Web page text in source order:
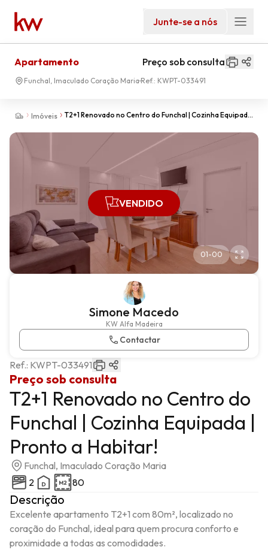
Junte-se a nós
Imóveis
T2+1 Renovado no Centro do Funchal | Cozinha Equipada
Apartamento Preço sob consulta
Funchal, Imaculado Coração Maria Ref.: KWPT-033491
VENDIDO
01-00
Simone Macedo
KW Alfa Madeira
Contactar
Preço sob consulta
Ref.: KWPT-033491
T2+1 Renovado no Centro do
Funchal | Cozinha Equipada |
Pronto a Habitar!
Funchal, Imaculado Coração Maria
2
80
Descrição
Excelente apartamento T2+1 com 80m², localizado no
coração do Funchal, ideal para quem procura conforto e
proximidade a todas as comodidades.